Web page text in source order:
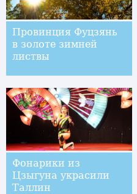
Провинция Фуцзянь
в золоте зимней
листвы
Фонарики из
Цзыгуна украсили
Таллин